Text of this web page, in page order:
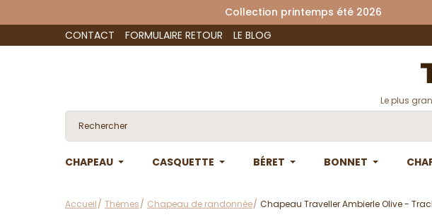
Collection printemps été
CONTACT
FORMULAIRE RETOUR LE BLOG
Le plus
CHAPEAU CASQUETTE BÉRET BONNET
Accueil Thèmes Chapeau de randonnée Chapeau Traveller Ambierle Olive -